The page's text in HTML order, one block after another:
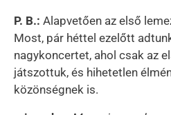
P. B.: Alapvetően az első
Most, pár héttel ezelőtt
nagykoncertet, ahol csak az
játszottuk, és hihetetlen
közönségnek is.